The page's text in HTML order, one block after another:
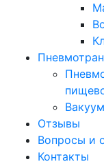
Отзывы
Вопросы и
Контакты